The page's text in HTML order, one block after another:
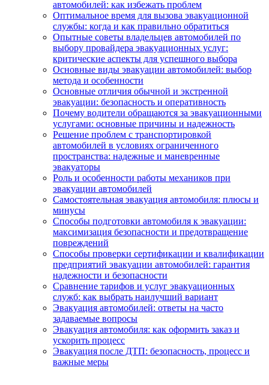
автомобилей: как избежать проблем
Оптимальное время для вызова эвакуационной
службы: когда и как правильно обратиться
Опытные советы владельцев автомобилей по
выбору провайдера эвакуационных услуг:
критические аспекты для успешного выбора
Основные виды эвакуации автомобилей: выбор
метода и особенности
Основные отличия обычной и экстренной
эвакуации: безопасность и оперативность
Почему водители обращаются за эвакуационными
услугами: основные причины и надежность
Решение проблем с транспортировкой
автомобилей в условиях ограниченного
пространства: надежные и маневренные
эвакуаторы
Роль и особенности работы механиков при
эвакуации автомобилей
Самостоятельная эвакуация автомобиля: плюсы и
минусы
Способы подготовки автомобиля к эвакуации:
максимизация безопасности и предотвращение
повреждений
Способы проверки сертификации и квалификации
предприятий эвакуации автомобилей: гарантия
надежности и безопасности
Сравнение тарифов и услуг эвакуационных
служб: как выбрать наилучший вариант
Эвакуация автомобилей: ответы на часто
задаваемые вопросы
Эвакуация автомобиля: как оформить заказ и
ускорить процесс
Эвакуация после ДТП: безопасность, процесс и
важные меры